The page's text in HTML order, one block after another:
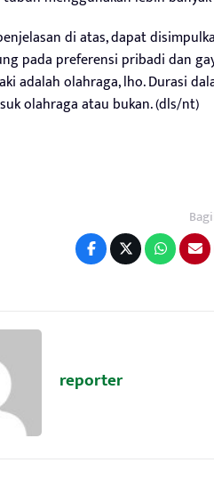
di atas, dapat
pada preferensi pribadi dan
adalah olahraga, lho. Durasi
olahraga atau bukan. (dls/nt)
reporter